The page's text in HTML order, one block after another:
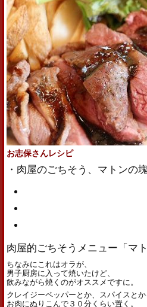
お志保さんレシピ
・肉屋のごちそう、マトンの
肉屋的ごちそうメニュー「マ
ちなみにこれはオラが、
男子厨房に入って焼いたけど、
飲みながら焼くのがオススメですに。
クレイジーペッパーとか、スパイスとか
お肉にぬりこんで３０分くらい置く。